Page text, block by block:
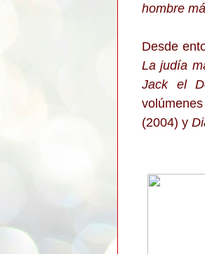
hombre
Desde
La judía
Jack el
(2004) y